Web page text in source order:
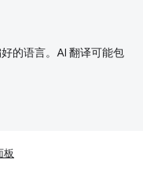
的语言。AI 翻译可能包
板